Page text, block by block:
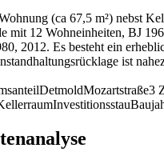
(ca 67,5 m²) nebst
mit 12 Wohneinheiten, BJ
2012. Es besteht ein
ist
DetmoldMozartstraße3
Investitionsstau